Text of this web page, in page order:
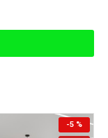
-5 %